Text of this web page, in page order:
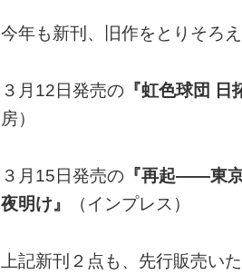
今年も新刊、旧作をとりそろ
３月12日発売の 『虹色球団
房）
３月15日発売の 『再起――東
夜明け』
（インプレス）
上記新刊２点も、先行販売い